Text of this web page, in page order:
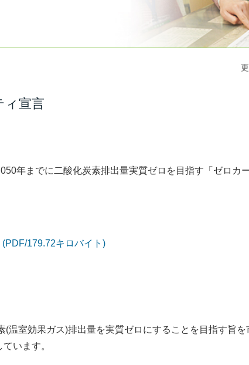
ィ宣言
年までに二酸化炭素排出量実質ゼロを目指す「ゼロカ
179.72キロバイト)
(温室効果ガス)排出量を実質ゼロにすることを目指す旨
います。